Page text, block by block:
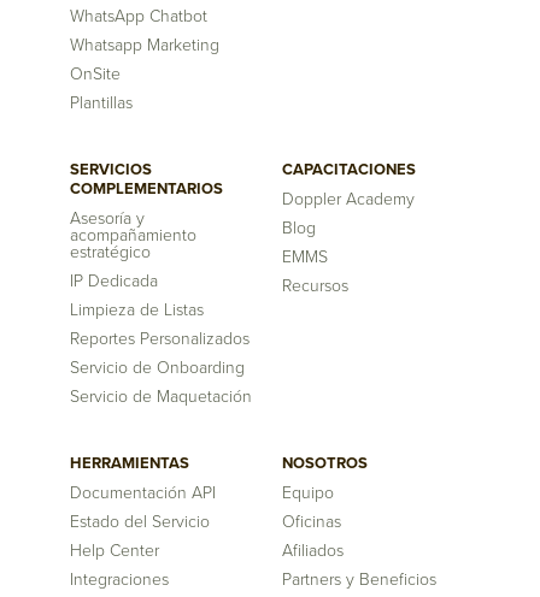
WhatsApp Chatbot
Whatsapp Marketing
OnSite
Plantillas
SERVICIOS
COMPLEMENTARIOS
Asesoría y
acompañamiento
estratégico
IP Dedicada
Limpieza de Listas
Reportes Personalizados
Servicio de Onboarding
Servicio de Maquetación
CAPACITACIONES
Doppler Academy
Blog
EMMS
Recursos
HERRAMIENTAS
Documentación API
Estado del Servicio
Help Center
Integraciones
NOSOTROS
Equipo
Oficinas
Afiliados
Partners y Beneficios